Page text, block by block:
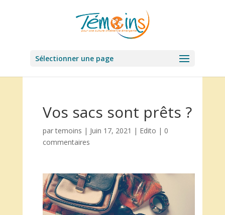
Sélectionner une page
Vos sacs sont prêts ?
partemoins | Juin 17, 2021 | Edito | 0
commentaires